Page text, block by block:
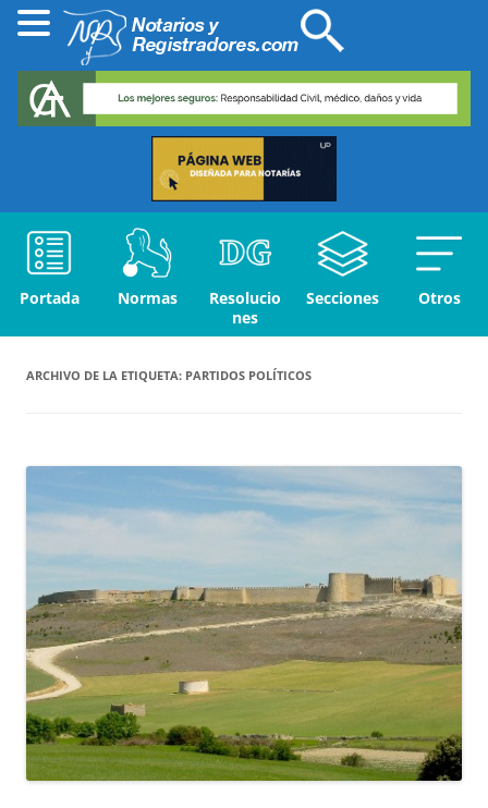
Portada Normas
Resolucio
nes
Secciones Otros
ARCHIVO DE LA ETIQUETA: PARTIDOS POLÍTICOS